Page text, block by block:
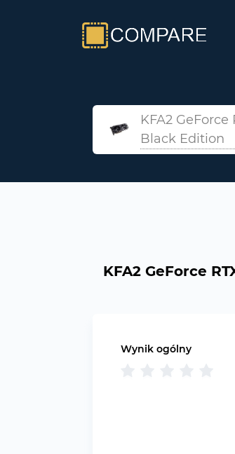
KFA2 GeForce
Black Edition
KFA2 GeForce
Wynik ogólny